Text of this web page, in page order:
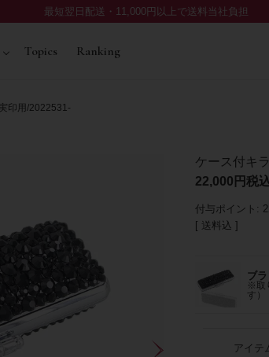
最短翌日配送・11,000円以上で送料当社負担
Topics Ranking
印用/2022531-
ケース付キ
22,000
税
付与ポイント:
送料込
ブ
※取
す）
アイテ